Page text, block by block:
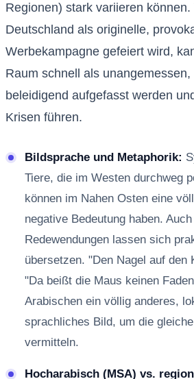
Regionen) stark variieren können.
Deutschland als originelle,
Werbekampagne gefeiert wird,
Raum schnell als
beleidigend aufgefasst werden
Krisen führen.
Bildsprache und Metaphorik:
Tiere, die im Westen durchweg
können im Nahen Osten eine
negative Bedeutung haben.
Redewendungen lassen sich
übersetzen. "Den Nagel auf den
"Da beißt die Maus keinen
Arabischen ein völlig anderes,
sprachliches Bild, um die
vermitteln.
Hocharabisch (MSA) vs.